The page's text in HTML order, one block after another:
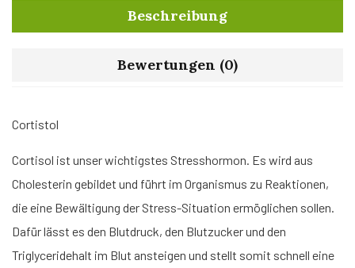
Beschreibung
Bewertungen (0)
Cortistol
Cortisol ist unser wichtigstes Stresshormon. Es wird aus
Cholesterin gebildet und führt im Organismus zu Reaktionen,
die eine Bewältigung der Stress-Situation ermöglichen sollen.
Dafür lässt es den Blutdruck, den Blutzucker und den
Triglyceridehalt im Blut ansteigen und stellt somit schnell eine